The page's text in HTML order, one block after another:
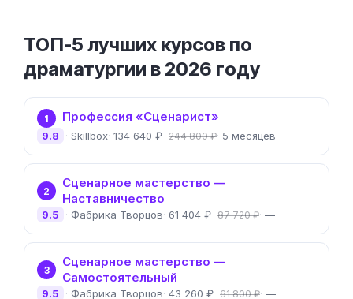
ТОП-5 лучших курсов по
драматургии в 2026 году
1 Профессия «Сценарист»
Skillbox 134 640 ₽ 244 800 ₽ 5 месяцев
9.8
2
Сценарное мастерство —
Наставничество
Фабрика Творцов 61 404 ₽ 87 720 ₽ —
9.5
3
Сценарное мастерство —
Самостоятельный
Фабрика Творцов 43 260 ₽ 61 800 ₽ —
9.5